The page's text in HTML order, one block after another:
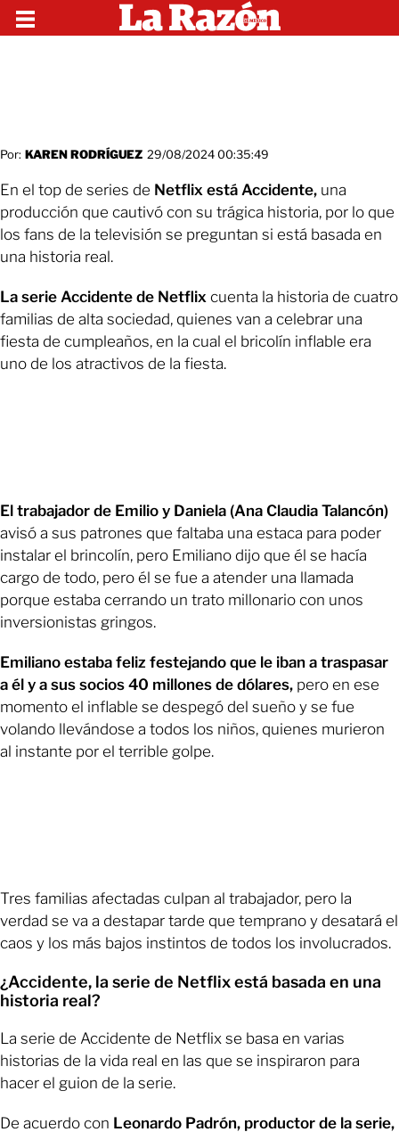
Por: KAREN RODRÍGUEZ 29/08/2024 00:35:49
En el top de series de Netflix está Accidente, una
producción que cautivó con su trágica historia, por lo que
los fans de la televisión se preguntan si está basada en
una historia real.
La serie Accidente de Netflix cuenta la historia de cuatro
familias de alta sociedad, quienes van a celebrar una
fiesta de cumpleaños, en la cual el bricolín inflable era
uno de los atractivos de la fiesta.
El trabajador de Emilio y Daniela (Ana Claudia Talancón)
avisó a sus patrones que faltaba una estaca para poder
instalar el brincolín, pero Emiliano dijo que él se hacía
cargo de todo, pero él se fue a atender una llamada
porque estaba cerrando un trato millonario con unos
inversionistas gringos.
Emiliano estaba feliz festejando que le iban a traspasar
a él y a sus socios 40 millones de dólares, pero en ese
momento el inflable se despegó del sueño y se fue
volando llevándose a todos los niños, quienes murieron
al instante por el terrible golpe.
Tres familias afectadas culpan al trabajador, pero la
verdad se va a destapar tarde que temprano y desatará el
caos y los más bajos instintos de todos los involucrados.
¿Accidente, la serie de Netflix está basada en una
historia real?
La serie de Accidente de Netflix se basa en varias
historias de la vida real en las que se inspiraron para
hacer el guion de la serie.
De acuerdo con Leonardo Padrón, productor de la serie,